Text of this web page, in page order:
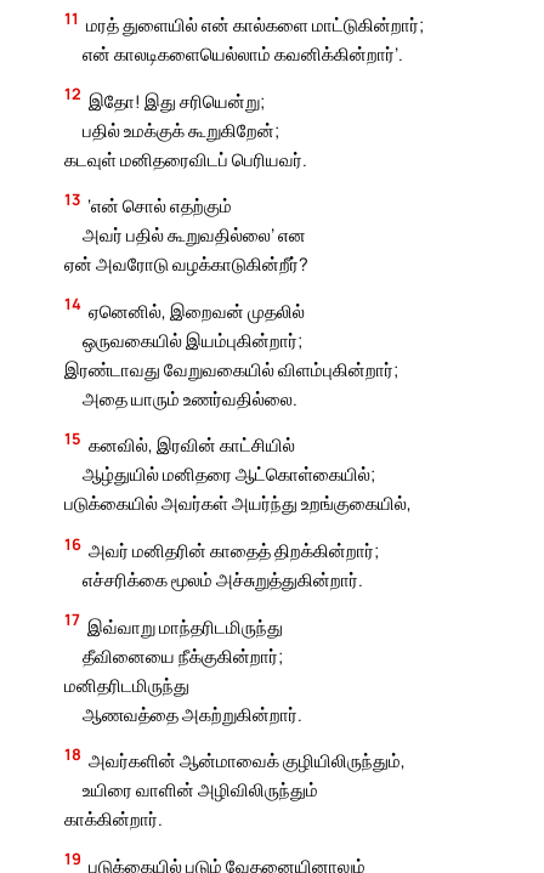
11 மரத் துளையில் என் கால்களை மாட்டுகின்றார்;
என் காலடிகளையெல்லாம் கவனிக்கின்றார்’.
12 இதோ! இது சரியென்று;
பதில் உமக்குக் கூறுகிறேன்;
கடவுள் மனிதரைவிடப் பெரியவர்.
13 ‘என் சொல் எதற்கும்
அவர் பதில் கூறுவதில்லை’ என
ஏன் அவரோடு வழக்காடுகின்றீர்?
14 ஏனெனில், இறைவன் முதலில்
ஒருவகையில் இயம்புகின்றார்;
இரண்டாவது வேறுவகையில் விளம்புகின்றார்;
அதை யாரும் உணர்வதில்லை.
15 கனவில், இரவின் காட்சியில்
ஆழ்துயில் மனிதரை ஆட்கொள்கையில்;
படுக்கையில் அவர்கள் அயர்ந்து உறங்குகையில்,
16 அவர் மனிதரின் காதைத் திறக்கின்றார்;
எச்சரிக்கை மூலம் அச்சுறுத்துகின்றார்.
17 இவ்வாறு மாந்தரிடமிருந்து
தீவினையை நீக்குகின்றார்;
மனிதரிடமிருந்து
ஆணவத்தை அகற்றுகின்றார்.
18 அவர்களின் ஆன்மாவைக் குழியிலிருந்தும்,
உயிரை வாளின் அழிவிலிருந்தும்
காக்கின்றார்.
19 படுக்கையில் படும் வேதனையினாலும்